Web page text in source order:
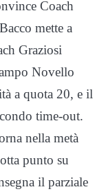
Coach
mette a
Graziosi
Novello
a quota 20, e il
time-out.
nella metà
punto su
il parziale